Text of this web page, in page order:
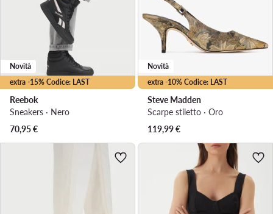
extra -15% Codice: LAST
Novità
Reebok
Sneakers · Nero
70,95€
extra -10% Codice: LAST
Novità
Steve Madden
Scarpe stiletto · Oro
119,99€